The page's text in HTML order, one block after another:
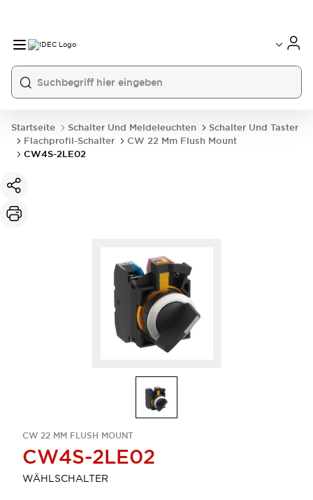
Startseite Schalter Und Meldeleuchten
Schalter Und Taster
Flachprofil-Schalter
CW 22 Mm Flush Mount
CW4S-2LE02
CW 22 MM FLUSH MOUNT
CW4S-2LE02
WÄHLSCHALTER